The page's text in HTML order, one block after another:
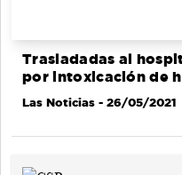
Trasladadas al
por intoxicación de
Las Noticias - 26/05/2021